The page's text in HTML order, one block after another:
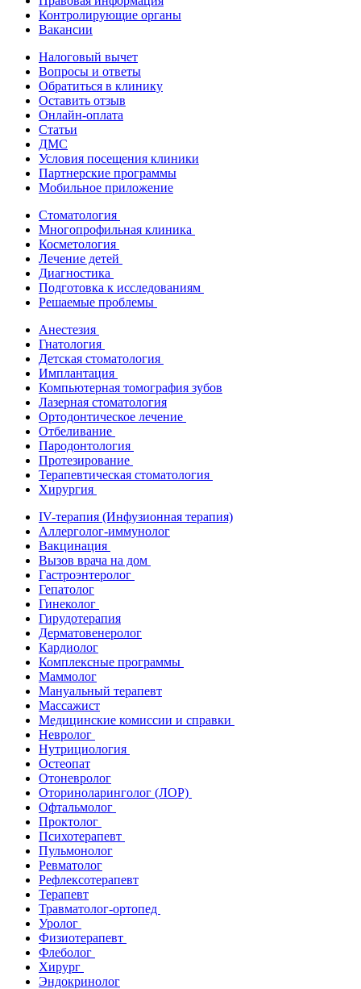
Контролирующие органы
Вакансии
Налоговый вычет
Вопросы и ответы
Обратиться в клинику
Оставить отзыв
Онлайн-оплата
Статьи
ДМС
Условия посещения клиники
Партнерские программы
Мобильное приложение
Стоматология
Многопрофильная клиника
Косметология
Лечение детей
Диагностика
Подготовка к исследованиям
Решаемые проблемы
Анестезия
Гнатология
Детская стоматология
Имплантация
Компьютерная томография зубов
Лазерная стоматология
Ортодонтическое лечение
Отбеливание
Пародонтология
Протезирование
Терапевтическая стоматология
Хирургия
IV-терапия (Инфузионная терапия)
Аллерголог-иммунолог
Вакцинация
Вызов врача на дом
Гастроэнтеролог
Гепатолог
Гинеколог
Гирудотерапия
Дерматовенеролог
Кардиолог
Комплексные программы
Маммолог
Мануальный терапевт
Массажист
Медицинские комиссии и справки
Невролог
Нутрициология
Остеопат
Отоневролог
Оториноларинголог (ЛОР)
Офтальмолог
Проктолог
Психотерапевт
Пульмонолог
Ревматолог
Рефлексотерапевт
Терапевт
Травматолог-ортопед
Уролог
Физиотерапевт
Флеболог
Хирург
Эндокринолог